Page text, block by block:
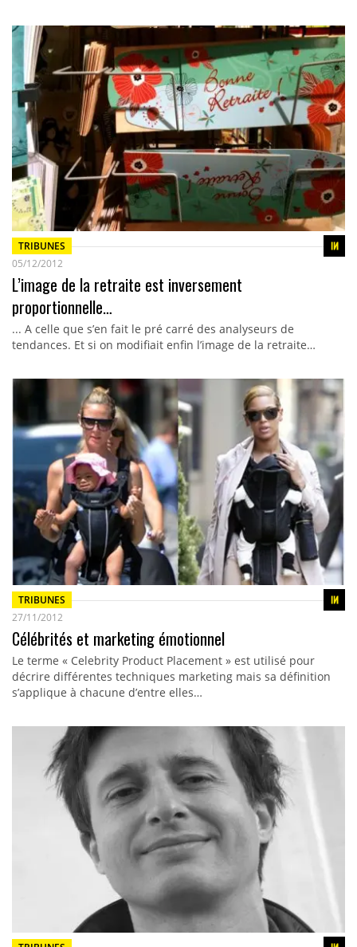
TRIBUNES
05/12/2012
L’image de la retraite est inversement
proportionnelle…
... A celle que s’en fait le pré carré des analyseurs de
tendances. Et si on modifiait enfin l’image de la retraite…
TRIBUNES
27/11/2012
Célébrités et marketing émotionnel
Le terme « Celebrity Product Placement » est utilisé pour
décrire différentes techniques marketing mais sa définition
s’applique à chacune d’entre elles…